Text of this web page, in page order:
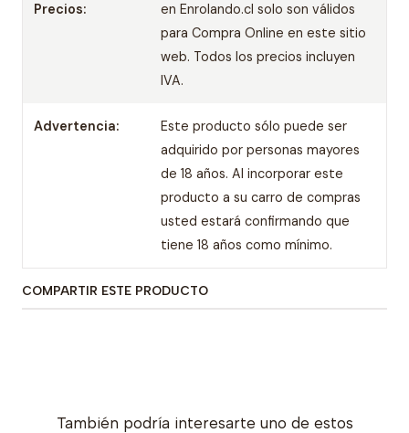
Precios:
en Enrolando.cl solo son válidos
para Compra Online en este sitio
web. Todos los precios incluyen
IVA.
Advertencia:
Este producto sólo puede ser
adquirido por personas mayores
de 18 años. Al incorporar este
producto a su carro de compras
usted estará confirmando que
tiene 18 años como mínimo.
COMPARTIR ESTE PRODUCTO
También podría interesarte uno de estos